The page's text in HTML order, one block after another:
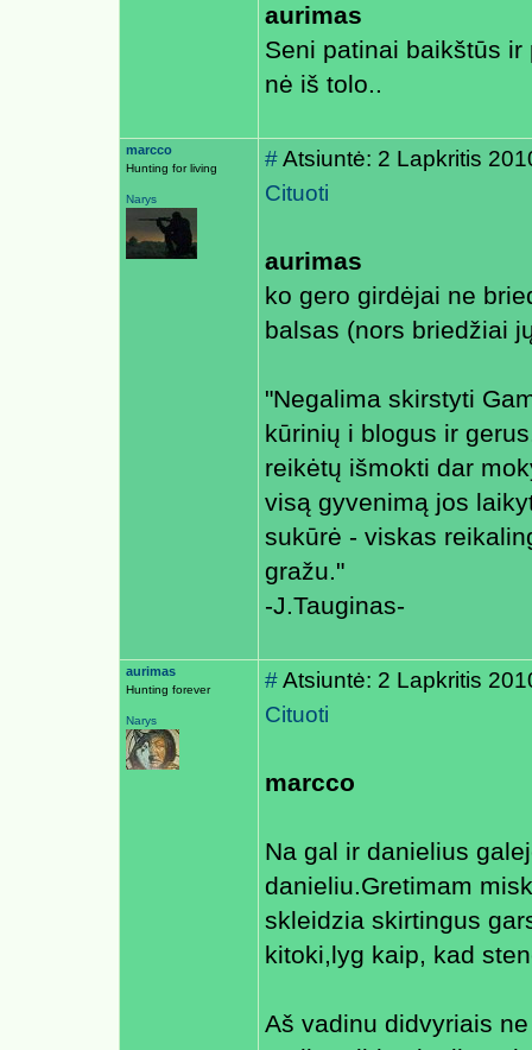
aurimas
Seni patinai baikštūs
nė iš tolo..
marcco
Hunting for living
Narys
#Atsiuntė: 2 Lapkritis
Cituoti
aurimas
ko gero girdėjai ne
balsas (nors briedžiai
"Negalima skirstyti
kūrinių i blogus ir
reikėtų išmokti dar
visą gyvenimą jos
sukūrė - viskas
gražu."
-J.Tauginas-
aurimas
Hunting forever
Narys
#Atsiuntė: 2 Lapkritis
Cituoti
marcco
Na gal ir danielius
danieliu.Gretimam
skleidzia skirtingus
kitoki,lyg kaip, kad
Aš vadinu didvyriais